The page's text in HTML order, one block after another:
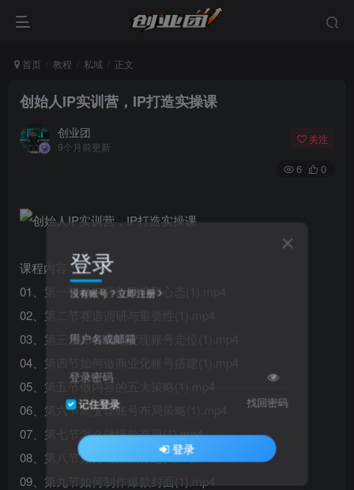
首页 教程 私域 正文
创始人IP实训营，IP打造实操课
创业团
9个月前更新
关注
6 0
课程内容：
01、第一节做IP必备思维和心态(1).mp4
02、第二节赛道调研与重要性(1).mp4
03、第三节如何做高变现账号走位(1).mp4
04、第四节如何做商业化账号搭建(1).mp4
05、第五节做内容的五大策略(1).mp4
06、第六节高变现账号布局策略(1).mp4
07、第七节怎么做爆款选题(1).mp4
08、第八节如何写爆款标题(1).mp4
09、第九节如何制作爆款封面(1).mp4
登录
没有账号？立即注册
用户名或邮箱
登录密码
记住登录 找回密码
登录